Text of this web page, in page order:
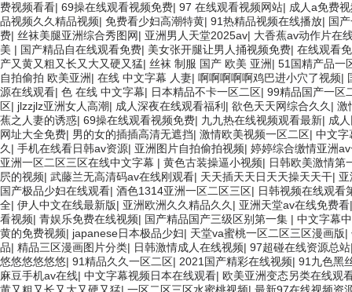
费视频看看| 69操在线观看视频免费| 97 在线观看视频网站| 成人a免费
品视频久久精品视频| 免费看少妇高潮特黄| 91热精品视频在线播放| 国
费| 丝袜美腿亚洲综合秀图网| 亚洲男人天堂2025av| 大香蕉av动作片在
美 | 国产精品自在线观看免费| 美女张开腿让男人捅视频免费| 在线观看
产又黄又粗又长又大又硬又猛| 丝袜 制服 国产 欧美 亚洲| 51国精产品一
自拍偷拍 欧美亚洲| 在线 中文字幕 人妻| 啊啊啊啊啊鸡巴进小穴了视频|
源在线观看| 色 在线 中文字幕| 日本精品不卡一区二区| 99精品国产一区
区| jlzzjlz亚洲女人高潮| 成人深夜在线观看福利 | 欲色天天网综合久久 | 激
蕉之人妻的诱惑| 69操在线观看视频免费| 九九热在线视频观看最新| 成
网址大全免费| 男的女的插插高清无遮挡| 激情欧美视频一区二区| 中文字
久 | 手机在线看日韩av资源| 亚洲图片自拍偷拍视频| 婷婷综合缴情亚洲
亚洲一区二区三区在线中文字幕 | 黄色古装操逼小视频| 日韩欧美激情第
屄的视频| 武藤兰无高清码av在线刚观看| 天天插天天日天天操天天干|
国产极品少妇在线观看| 酒色1314亚洲一区二区三区| 日韩视频在线观看
全| 伊人中文在线最新版| 亚洲欧洲久久精品久久 | 亚洲天堂av在线免费看
看视频| 青娱乐免费在线视频| 国产精品国产三级区别第一集 | 中文字幕
黄的免费视频| japanese日本极品少妇| 天堂va蜜桃一区二区三区漫画版|
品| 精品三区漫画图片分类| 日韩激情成人在线视频| 97超碰在线资源总站
悠悠悠悠悠悠| 91精品久久一区二区| 2021国产精彩在线视频| 91九色黑
麻豆手机av在线| 中文字幕视频日本在线观看| 欧美亚洲变态另类在线观